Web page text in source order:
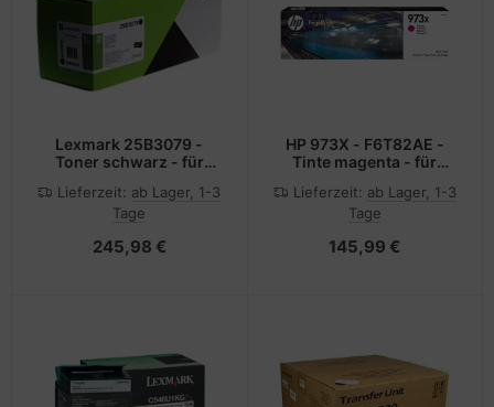
Lexmark 25B3079 -
Toner schwarz - für
XM5365, XM5365i,
XM5370, XM5370i
Lieferzeit: ab Lager, 1-3
Tage
245,98 €
HP 973X - F6T82AE -
Tinte magenta - für
P57750, P55250;
PageWide Pro 452, 477
Lieferzeit: ab Lager, 1-3
Tage
145,99 €